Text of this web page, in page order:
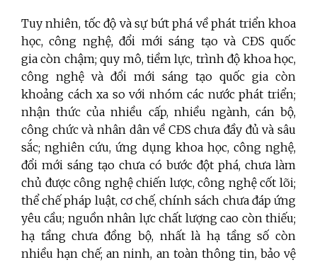
Tuy nhiên, tốc độ và sự bứt phá về phát triển khoa
học, công nghệ, đổi mới sáng tạo và CĐS quốc
gia còn chậm; quy mô, tiềm lực, trình độ khoa học,
công nghệ và đổi mới sáng tạo quốc gia còn
khoảng cách xa so với nhóm các nước phát triển;
nhận thức của nhiều cấp, nhiều ngành, cán bộ,
công chức và nhân dân về CĐS chưa đầy đủ và sâu
sắc; nghiên cứu, ứng dụng khoa học, công nghệ,
đổi mới sáng tạo chưa có bước đột phá, chưa làm
chủ được công nghệ chiến lược, công nghệ cốt lõi;
thể chế pháp luật, cơ chế, chính sách chưa đáp ứng
yêu cầu; nguồn nhân lực chất lượng cao còn thiếu;
hạ tầng chưa đồng bộ, nhất là hạ tầng số còn
nhiều hạn chế; an ninh, an toàn thông tin, bảo vệ